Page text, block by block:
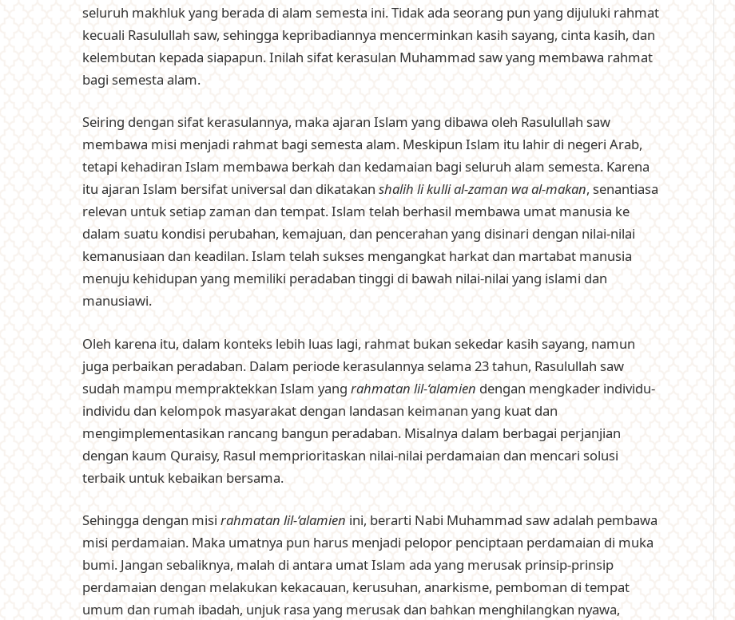
seluruh makhluk yang berada di alam semesta ini. Tidak ada seorang pun yang dijuluki rahmat
kecuali Rasulullah saw, sehingga kepribadiannya mencerminkan kasih sayang, cinta kasih, dan
kelembutan kepada siapapun. Inilah sifat kerasulan Muhammad saw yang membawa rahmat
bagi semesta alam.
Seiring dengan sifat kerasulannya, maka ajaran Islam yang dibawa oleh Rasulullah saw
membawa misi menjadi rahmat bagi semesta alam. Meskipun Islam itu lahir di negeri Arab,
tetapi kehadiran Islam membawa berkah dan kedamaian bagi seluruh alam semesta. Karena
itu ajaran Islam bersifat universal dan dikatakan shalih li kulli al-zaman wa al-makan, senantiasa
relevan untuk setiap zaman dan tempat. Islam telah berhasil membawa umat manusia ke
dalam suatu kondisi perubahan, kemajuan, dan pencerahan yang disinari dengan nilai-nilai
kemanusiaan dan keadilan. Islam telah sukses mengangkat harkat dan martabat manusia
menuju kehidupan yang memiliki peradaban tinggi di bawah nilai-nilai yang islami dan
manusiawi.
Oleh karena itu, dalam konteks lebih luas lagi, rahmat bukan sekedar kasih sayang, namun
juga perbaikan peradaban. Dalam periode kerasulannya selama 23 tahun, Rasulullah saw
sudah mampu mempraktekkan Islam yang rahmatan lil-‘alamien dengan mengkader individu-
individu dan kelompok masyarakat dengan landasan keimanan yang kuat dan
mengimplementasikan rancang bangun peradaban. Misalnya dalam berbagai perjanjian
dengan kaum Quraisy, Rasul memprioritaskan nilai-nilai perdamaian dan mencari solusi
terbaik untuk kebaikan bersama.
Sehingga dengan misi rahmatan lil-‘alamien ini, berarti Nabi Muhammad saw adalah pembawa
misi perdamaian. Maka umatnya pun harus menjadi pelopor penciptaan perdamaian di muka
bumi. Jangan sebaliknya, malah di antara umat Islam ada yang merusak prinsip-prinsip
perdamaian dengan melakukan kekacauan, kerusuhan, anarkisme, pemboman di tempat
umum dan rumah ibadah, unjuk rasa yang merusak dan bahkan menghilangkan nyawa,